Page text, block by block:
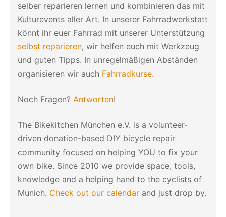
selber reparieren lernen und kombinieren das mit
Kulturevents aller Art. In unserer Fahrradwerkstatt
könnt ihr euer Fahrrad mit unserer Unterstützung
selbst reparieren, wir helfen euch mit Werkzeug
und guten Tipps. In unregelmäßigen Abständen
organisieren wir auch Fahrradkurse.
Noch Fragen? Antworten!
The Bikekitchen München e.V. is a volunteer-
driven donation-based DIY bicycle repair
community focused on helping YOU to fix your
own bike. Since 2010 we provide space, tools,
knowledge and a helping hand to the cyclists of
Munich. Check out our calendar and just drop by.